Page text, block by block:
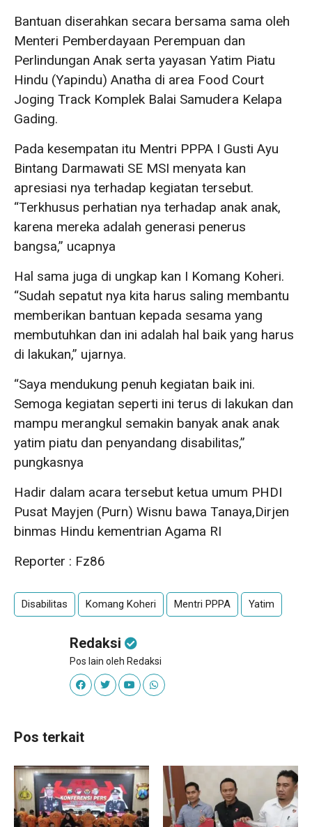
Bantuan diserahkan secara bersama sama oleh
Menteri Pemberdayaan Perempuan dan
Perlindungan Anak serta yayasan Yatim Piatu
Hindu (Yapindu) Anatha di area Food Court
Joging Track Komplek Balai Samudera Kelapa
Gading.
Pada kesempatan itu Mentri PPPA I Gusti Ayu
Bintang Darmawati SE MSI menyata kan
apresiasi nya terhadap kegiatan tersebut.
“Terkhusus perhatian nya terhadap anak anak,
karena mereka adalah generasi penerus
bangsa,” ucapnya
Hal sama juga di ungkap kan I Komang Koheri.
“Sudah sepatut nya kita harus saling membantu
memberikan bantuan kepada sesama yang
membutuhkan dan ini adalah hal baik yang harus
di lakukan,” ujarnya.
“Saya mendukung penuh kegiatan baik ini.
Semoga kegiatan seperti ini terus di lakukan dan
mampu merangkul semakin banyak anak anak
yatim piatu dan penyandang disabilitas,”
pungkasnya
Hadir dalam acara tersebut ketua umum PHDI
Pusat Mayjen (Purn) Wisnu bawa Tanaya,Dirjen
binmas Hindu kementrian Agama RI
Reporter : Fz86
Disabilitas Komang Koheri Mentri PPPA Yatim
Redaksi
Pos lain oleh Redaksi
Pos terkait